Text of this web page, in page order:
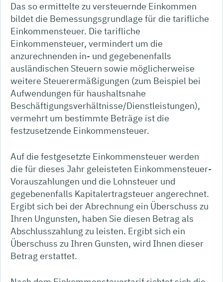
Das so ermittelte zu versteuernde Einkommen
bildet die Bemessungsgrundlage für die tarifliche
Einkommensteuer. Die tarifliche
Einkommensteuer, vermindert um die
anzurechnenden in- und gegebenenfalls
ausländischen Steuern sowie möglicherweise
weitere Steuerermäßigungen (zum Beispiel bei
Aufwendungen für haushaltsnahe
Beschäftigungsverhältnisse/Dienstleistungen),
vermehrt um bestimmte Beträge ist die
festzusetzende Einkommensteuer.
Auf die festgesetzte Einkommensteuer werden
die für dieses Jahr geleisteten Einkommensteuer-
Vorauszahlungen und die Lohnsteuer und
gegebenenfalls Kapitalertragsteuer angerechnet.
Ergibt sich bei der Abrechnung ein Überschuss zu
Ihren Ungunsten, haben Sie diesen Betrag als
Abschlusszahlung zu leisten. Ergibt sich ein
Überschuss zu Ihren Gunsten, wird Ihnen dieser
Betrag erstattet.